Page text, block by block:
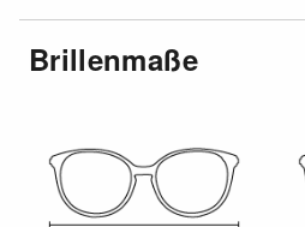
Brillenmaße